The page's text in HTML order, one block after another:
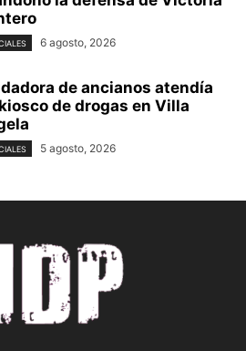
6 agosto, 2026
de ancianos atendía
de drogas en Villa
5 agosto, 2026